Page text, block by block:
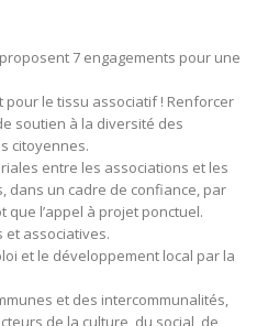
proposent 7 engagements pour une
pour le tissu associatif ! Renforcer
soutien à la diversité des
citoyennes.
entre les associations et les
dans un cadre de confiance, par
l’appel à projet ponctuel.
et associatives.
et le développement local par la
et des intercommunalités,
de la culture, du social, de